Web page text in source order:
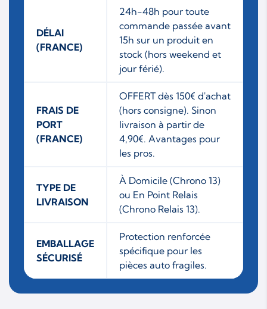
DÉLAI
(FRANCE)
24h-48h pour toute
commande passée avant
15h sur un produit en
stock (hors weekend et
jour férié).
FRAIS DE
PORT
(FRANCE)
OFFERT dès 150€ d'achat
(hors consigne). Sinon
livraison à partir de
4,90€. Avantages pour
les pros.
TYPE DE
LIVRAISON
À Domicile (Chrono 13)
ou En Point Relais
(Chrono Relais 13).
EMBALLAGE
SÉCURISÉ
Protection renforcée
spécifique pour les
pièces auto fragiles.